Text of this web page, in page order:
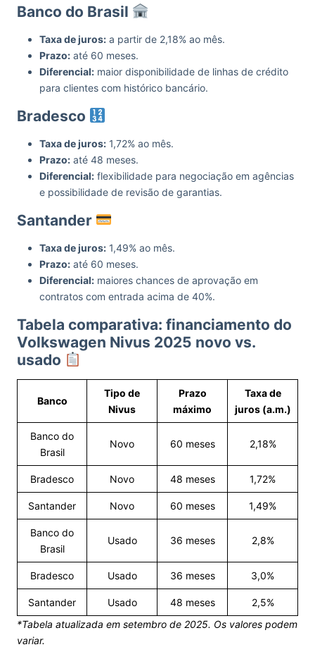
Banco do Brasil
Taxa de juros: a partir de 2,18% ao mês.
Prazo: até 60 meses.
Diferencial: maior disponibilidade de linhas de crédito
para clientes com histórico bancário.
Bradesco
Taxa de juros: 1,72% ao mês.
Prazo: até 48 meses.
Diferencial: flexibilidade para negociação em agências
e possibilidade de revisão de garantias.
Santander
Taxa de juros: 1,49% ao mês.
Prazo: até 60 meses.
Diferencial: maiores chances de aprovação em
contratos com entrada acima de 40%.
Tabela comparativa: financiamento do
Volkswagen Nivus 2025 novo vs.
usado
Banco
Tipo de
Nivus
Prazo
máximo
Taxa de
juros (a.m.)
Banco do
Brasil
Novo 60 meses 2,18%
Bradesco Novo 48 meses 1,72%
Santander Novo 60 meses 1,49%
Banco do
Brasil
Usado 36 meses 2,8%
Bradesco Usado 36 meses 3,0%
Santander Usado 48 meses
2,5%
*Tabela atualizada em setembro de 2025. Os valores podem
variar.